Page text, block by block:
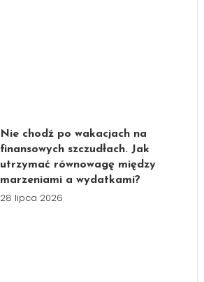
Nie chodź po wakacjach na
finansowych szczudłach. Jak
utrzymać równowagę między
marzeniami a wydatkami?
28 lipca 2026